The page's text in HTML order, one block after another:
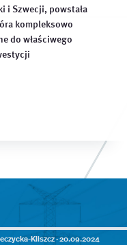
i Szwecji, powstała
kompleksowo
do właściwego
Kliszcz ·20.09.2024